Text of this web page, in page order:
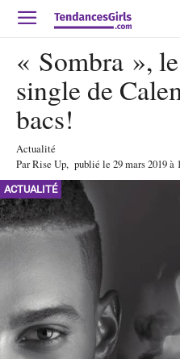
« Sombra »,
single de
bacs!
Actualité
ParRise Up, publié le 29 mars 2019à
ACTUALITÉ